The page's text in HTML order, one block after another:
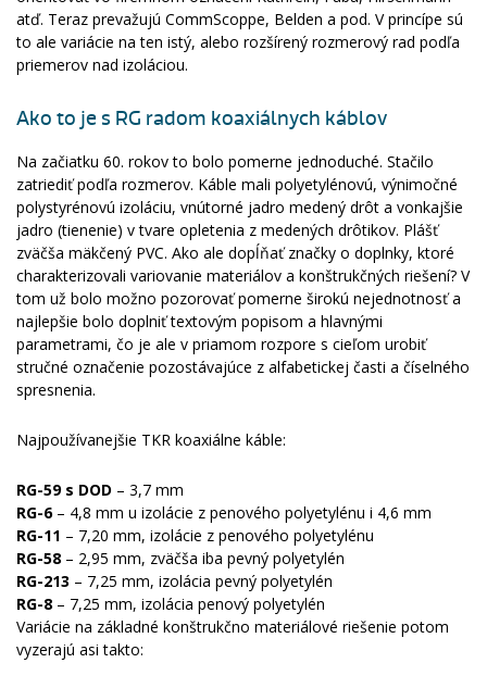
atď. Teraz prevažujú CommScoppe, Belden a pod. V princípe sú
to ale variácie na ten istý, alebo rozšírený rozmerový rad podľa
priemerov nad izoláciou.
Ako to je s RG radom koaxiálnych káblov
Na začiatku 60. rokov to bolo pomerne jednoduché. Stačilo
zatriediť podľa rozmerov. Káble mali polyetylénovú, výnimočné
polystyrénovú izoláciu, vnútorné jadro medený drôt a vonkajšie
jadro (tienenie) v tvare opletenia z medených drôtikov. Plášť
zväčša mäkčený PVC. Ako ale dopĺňať značky o doplnky, ktoré
charakterizovali variovanie materiálov a konštrukčných riešení? V
tom už bolo možno pozorovať pomerne širokú nejednotnosť a
najlepšie bolo doplniť textovým popisom a hlavnými
parametrami, čo je ale v priamom rozpore s cieľom urobiť
stručné označenie pozostávajúce z alfabetickej časti a číselného
spresnenia.
Najpoužívanejšie TKR koaxiálne káble:
RG-59 s DOD – 3,7 mm
RG-6– 4,8 mm u izolácie z penového polyetylénu i 4,6 mm
RG-11 – 7,20 mm, izolácie z penového polyetylénu
RG-58 – 2,95 mm, zväčša iba pevný polyetylén
RG-213 – 7,25 mm, izolácia pevný polyetylén
RG-8 – 7,25 mm, izolácia penový polyetylén
Variácie na základné konštrukčno materiálové riešenie potom
vyzerajú asi takto: